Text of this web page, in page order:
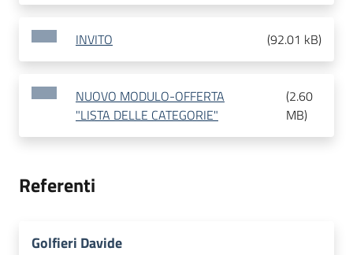
INVITO (92.01 kB)
NUOVO MODULO-OFFERTA
"LISTA DELLE CATEGORIE"
(2.60
MB)
Referenti
Golfieri Davide